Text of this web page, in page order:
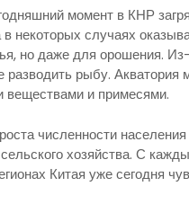
момент в КНР
некоторых случаях
но даже для орошения.
разводить рыбу.
веществами и примесями.
численности
хозяйства. С
Китая уже сегодня